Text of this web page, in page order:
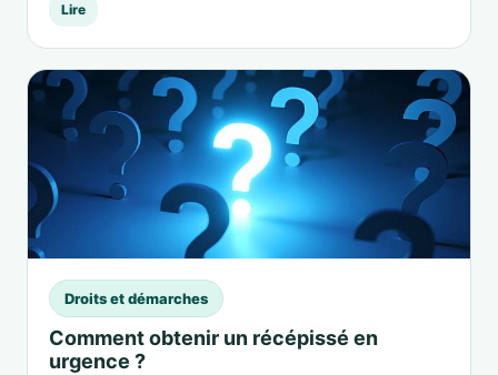
Lire
Droits et démarches
Comment obtenir un récépissé en
urgence ?